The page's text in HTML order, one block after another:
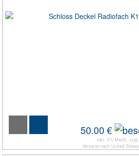
50.00 €
inkl. 0% MwSt. zzgl.
Versand nach United States